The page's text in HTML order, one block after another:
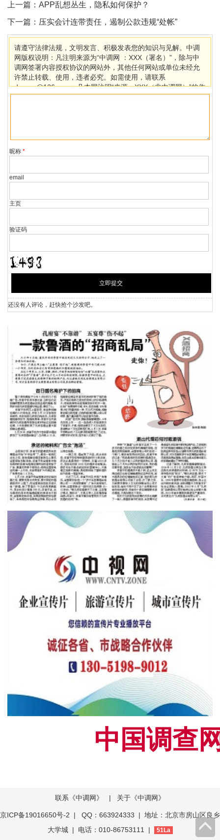
上一篇： APP乱想丛生，隐私如何保护？
下一篇： 压实会计连带责任，遏制公款违规“处帐”
请遵守法律法规，文明发言、积极发表您的知识与见解。中调
网版权说明：凡注明来源为“中调网 ：XXX（署名）”，除与中
调网签署内容授权协议的网站外，其他任何网站或单位未经允
许禁止转载、使用，违者必究。如需使用，请联系
dcaccn@126.com；凡本网注明“来源：XXX（非中调网）”的作
品，均转载自其它媒体，目的在于传播更多信息，其他媒体如
昵称*
email
主页
验证码
还没有人评论，赶快抢个沙发吧。
中国调查
联系《中调网》 | 关于《中调网》
京ICP备19016650号-2
| QQ：663924333 | 地址：北京市房山区良乡
大学城 | 电话：010-86753111 |
51La